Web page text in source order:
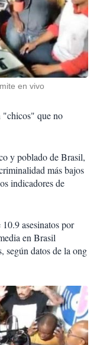
en vivo
"chicos" que no
y poblado de Brasil,
más bajos
indicadores de
asesinatos por
en Brasil
según datos de la ong